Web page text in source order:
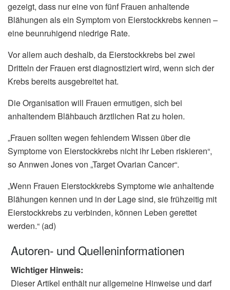
gezeigt, dass nur eine von fünf Frauen anhaltende
Blähungen als ein Symptom von Eierstockkrebs kennen –
eine beunruhigend niedrige Rate.
Vor allem auch deshalb, da Eierstockkrebs bei zwei
Dritteln der Frauen erst diagnostiziert wird, wenn sich der
Krebs bereits ausgebreitet hat.
Die Organisation will Frauen ermutigen, sich bei
anhaltendem Blähbauch ärztlichen Rat zu holen.
„Frauen sollten wegen fehlendem Wissen über die
Symptome von Eierstockkrebs nicht ihr Leben riskieren“,
so Annwen Jones von „Target Ovarian Cancer“.
„Wenn Frauen Eierstockkrebs Symptome wie anhaltende
Blähungen kennen und in der Lage sind, sie frühzeitig mit
Eierstockkrebs zu verbinden, können Leben gerettet
werden.“ (ad)
Autoren- und Quelleninformationen
Wichtiger Hinweis:
Dieser Artikel enthält nur allgemeine Hinweise und darf